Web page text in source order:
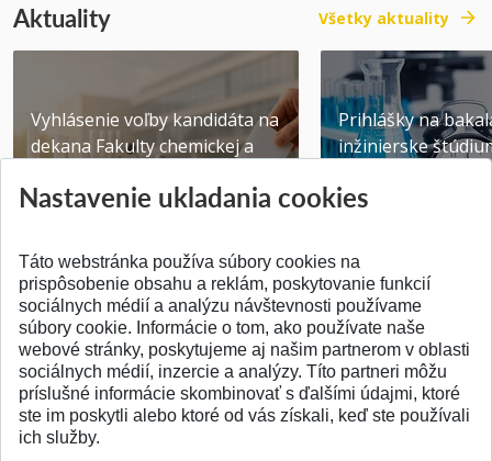
Aktuality Všetky aktuality
Vyhlásenie voľby kandidáta na
dekana Fakulty chemickej a
Publikované 31.07.2026
Prihlášky na
inžinierske
Publikované
SPÄŤ NA VRCH
Nastavenie ukladania cookies
Táto webstránka používa súbory cookies na
prispôsobenie obsahu a reklám, poskytovanie funkcií
sociálnych médií a analýzu návštevnosti používame
súbory cookie. Informácie o tom, ako používate naše
webové stránky, poskytujeme aj našim partnerom v oblasti
sociálnych médií, inzercie a analýzy. Títo partneri môžu
príslušné informácie skombinovať s ďalšími údajmi, ktoré
ste im poskytli alebo ktoré od vás získali, keď ste používali
ich služby.